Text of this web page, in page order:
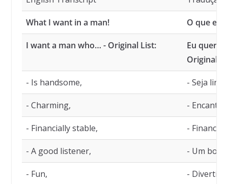
What I want in a man! O que eu
I want a man who… - Original List:
Eu quero
Original:
- Is handsome, - Seja
- Charming, -
- Financially stable, -
- A good listener, - Um bom
- Fun, -